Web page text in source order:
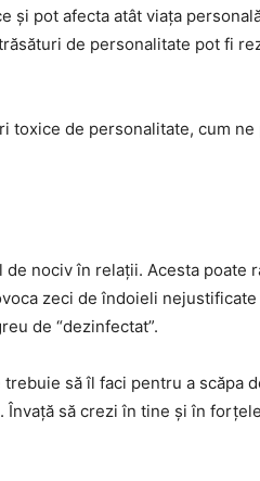
și pot afecta atât viața
de personalitate pot fi
toxice de personalitate, cum
nociv în relații. Acesta poate
zeci de îndoieli
de “dezinfectat”.
să îl faci pentru a scăpa
să crezi în tine și în